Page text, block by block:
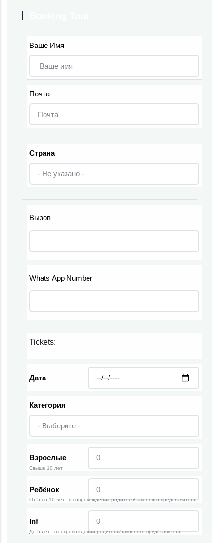
Ваше Имя
Почта
Страна
Вызов
Whats App Number
Tickets:
Дата
Категория
Взрослые
Свыше 10 лет
Ребёнок
От 5 до 10 лет - в сопровождении родителя/законного представителя
Inf
До 5 лет - в сопровождении родителя/законного представителя